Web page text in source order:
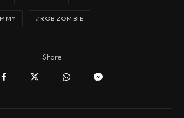
ROB ZOMBIE
Share